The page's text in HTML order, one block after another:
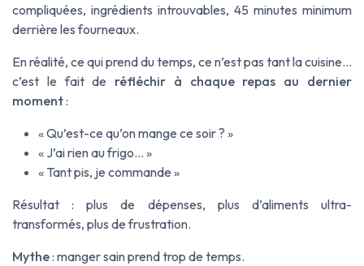
compliquées, ingrédients introuvables, 45 minutes minimum
derrière les fourneaux.
En réalité, ce qui prend du temps, ce n’est pas tant la cuisine…
c’est le fait de réfléchir à chaque repas au dernier
moment:
« Qu’est-ce qu’on mange ce soir ? »
« J’ai rien au frigo… »
« Tant pis, je commande »
Résultat : plus de dépenses, plus d’aliments ultra-
transformés, plus de frustration.
Mythe: manger sain prend trop de temps.